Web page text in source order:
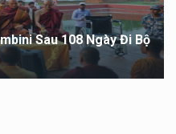
Sau 108 Ngày Đi Bộ